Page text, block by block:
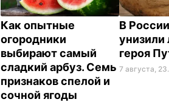
Как опытные
огородники
выбирают самый
сладкий арбуз. Семь
признаков спелой и
сочной ягоды
В
героя
7 августа,